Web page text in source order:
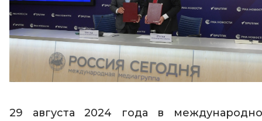
29 августа 2024 года в м